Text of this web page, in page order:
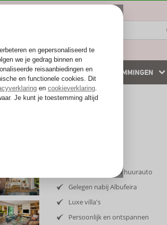
WINTERZON BESTEMMINGEN
Weg van de drukte
Inclusief vlucht en huurauto
Gelegen nabij Albufeira
Luxe villa's
Persoonlijk en ontspannen